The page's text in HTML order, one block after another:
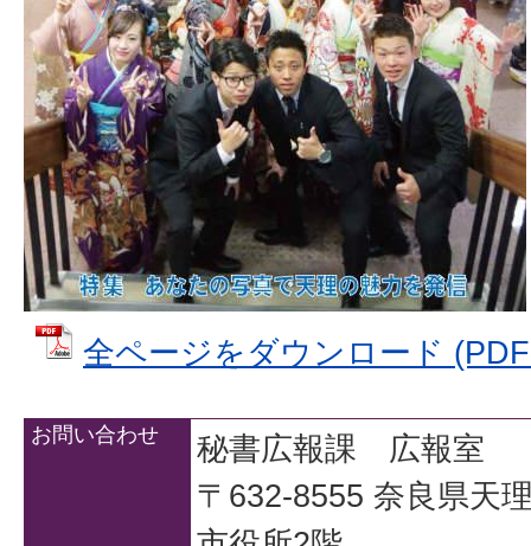
全ページをダウンロード
お問い合わせ
秘書広報課 広報室
〒632-8555 奈良県天